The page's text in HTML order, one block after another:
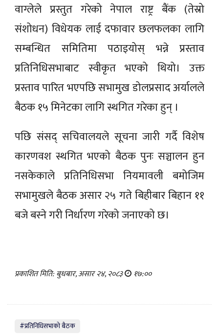
वाग्लेले प्रस्तुत गरेको नेपाल राष्ट्र बैंक (तेस्रो
संशोधन) विधेयक लाई दफावार छलफलका लागि
सम्बन्धित समितिमा पठाइयोस् भन्ने प्रस्ताव
प्रतिनिधिसभाबाट स्वीकृत भएको थियो। उक्त
प्रस्ताव पारित भएपछि सभामुख डोलप्रसाद अर्यालले
बैठक १५ मिनेटका लागि स्थगित गरेका हुन् ।
पछि संसद् सचिवालयले सूचना जारी गर्दै विशेष
कारणवश स्थगित भएको बैठक पुनः सञ्चालन हुन
नसकेकाले प्रतिनिधिसभा नियमावली बमोजिम
सभामुखले बैठक असार २५ गते बिहीबार बिहान ११
बजे बस्ने गरी निर्धारण गरेको जनाएको छ।
प्रकाशित मिति: बुधबार, असार २४, २०८३ १७:००
#प्रतिनिधिसभाको बैठक